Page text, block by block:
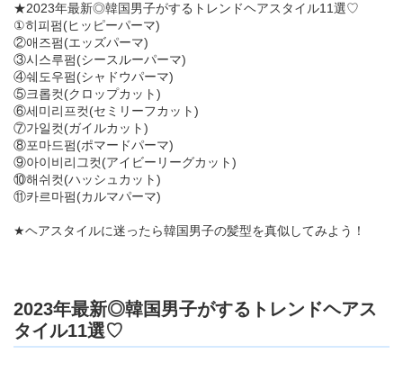
★2023年最新◎韓国男子がするトレンドヘアスタイル11選♡
①히피펌(ヒッピーパーマ)
②애즈펌(エッズパーマ)
③시스루펌(シースルーパーマ)
④쉐도우펌(シャドウパーマ)
⑤크롭컷(クロップカット)
⑥세미리프컷(セミリーフカット)
⑦가일컷(ガイルカット)
⑧포마드펌(ポマードパーマ)
⑨아이비리그컷(アイビーリーグカット)
⑩해쉬컷(ハッシュカット)
⑪카르마펌(カルマパーマ)
★ヘアスタイルに迷ったら韓国男子の髪型を真似してみよう！
2023年最新◎韓国男子がするトレンドヘアス
タイル11選♡